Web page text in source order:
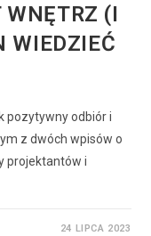
WNĘTRZ (I
WIEDZIEĆ
pozytywny odbiór i
z dwóch wpisów o
projektantów i
24 LIPCA 2023